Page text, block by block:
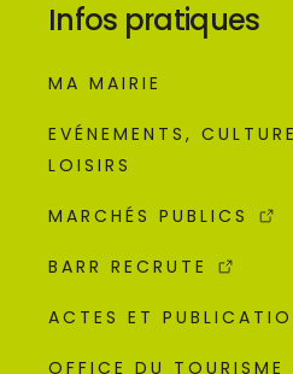
Infos pratiques
MA MAIRIE
EVÉNEMENTS,
LOISIRS
MARCHÉS PUBLICS
BARR RECRUTE
ACTES ET
OFFICE DU TOURISME